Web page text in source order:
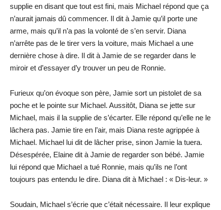
supplie en disant que tout est fini, mais Michael répond que ça
n’aurait jamais dû commencer. Il dit à Jamie qu’il porte une
arme, mais qu’il n’a pas la volonté de s’en servir. Diana
n’arrête pas de le tirer vers la voiture, mais Michael a une
dernière chose à dire. Il dit à Jamie de se regarder dans le
miroir et d’essayer d’y trouver un peu de Ronnie.
Furieux qu’on évoque son père, Jamie sort un pistolet de sa
poche et le pointe sur Michael. Aussitôt, Diana se jette sur
Michael, mais il la supplie de s’écarter. Elle répond qu’elle ne le
lâchera pas. Jamie tire en l’air, mais Diana reste agrippée à
Michael. Michael lui dit de lâcher prise, sinon Jamie la tuera.
Désespérée, Elaine dit à Jamie de regarder son bébé. Jamie
lui répond que Michael a tué Ronnie, mais qu’ils ne l’ont
toujours pas entendu le dire. Diana dit à Michael : « Dis-leur. »
Soudain, Michael s’écrie que c’était nécessaire. Il leur explique